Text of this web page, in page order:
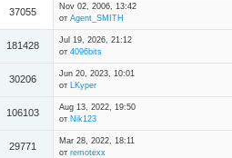
37055
Nov 02, 2006, 13:42
от Agent_SMITH
181428
Jul 19, 2026, 21:12
от 4096bits
30206
Jun 20, 2023, 10:01
от
LKyper
106103
Aug 13, 2022, 19:50
от Nik123
29771
Mar 28, 2022, 18:11
от remotexx